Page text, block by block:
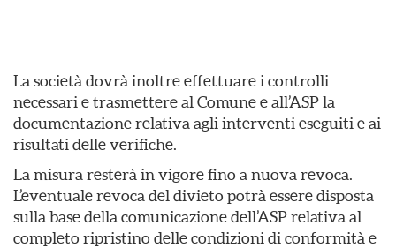
La società dovrà inoltre effettuare i controlli
necessari e trasmettere al Comune e all’ASP la
documentazione relativa agli interventi eseguiti e ai
risultati delle verifiche.
La misura resterà in vigore fino a nuova revoca.
L’eventuale revoca del divieto potrà essere disposta
sulla base della comunicazione dell’ASP relativa al
completo ripristino delle condizioni di conformità e